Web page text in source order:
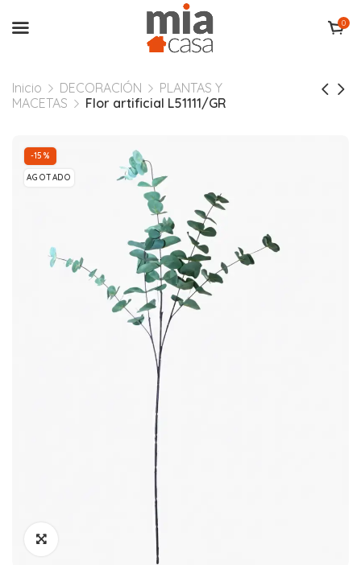
0
Inicio DECORACIÓN
PLANTAS Y
MACETAS
Flor artificial L51111/GR
-15%
AGOTADO